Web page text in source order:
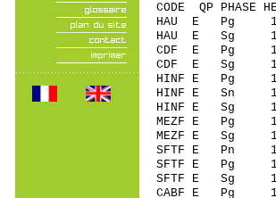
CODE QP
HAU E Pg
HAU E Sg
CDF E Pg
CDF E Sg
HINF E Pg
HINF E Sn
HINF E Sg
MEZF E Pg
MEZF E Sg
SFTF E Pn
SFTF E Pg
SFTF E Sg
CABF E Pg